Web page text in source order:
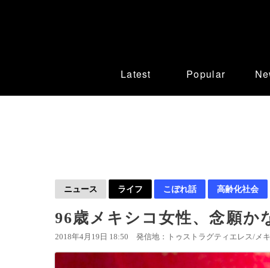
Latest Popular
ニュース ライフ こぼれ話 高齢化社会
96歳メキシコ女性、念願か
2018年4月19日 18:50 発信地：トゥストラグティエレス/メ